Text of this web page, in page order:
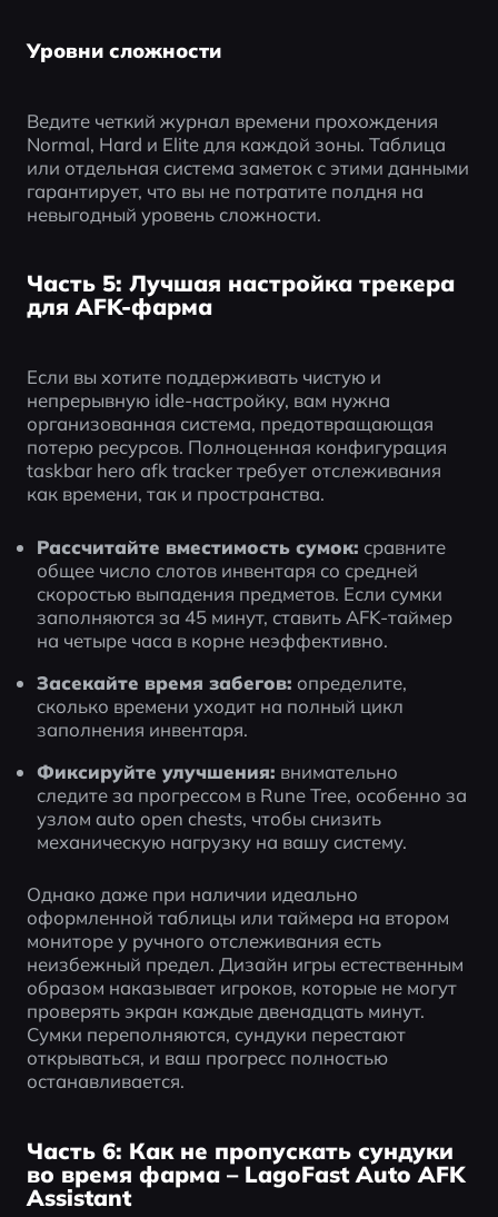
Уровни сложности
Ведите четкий журнал времени прохождения
Normal, Hard и Elite для каждой зоны. Таблица
или отдельная система заметок с этими данными
гарантирует, что вы не потратите полдня на
невыгодный уровень сложности.
Часть 5: Лучшая настройка трекера
для AFK-фарма
Если вы хотите поддерживать чистую и
непрерывную idle-настройку, вам нужна
организованная система, предотвращающая
потерю ресурсов. Полноценная конфигурация
taskbar hero afk tracker требует отслеживания
как времени, так и пространства.
Рассчитайте вместимость сумок: сравните
общее число слотов инвентаря со средней
скоростью выпадения предметов. Если сумки
заполняются за 45 минут, ставить AFK-таймер
на четыре часа в корне неэффективно.
Засекайте время забегов: определите,
сколько времени уходит на полный цикл
заполнения инвентаря.
Фиксируйте улучшения: внимательно
следите за прогрессом в Rune Tree, особенно за
узлом auto open chests, чтобы снизить
механическую нагрузку на вашу систему.
Однако даже при наличии идеально
оформленной таблицы или таймера на втором
мониторе у ручного отслеживания есть
неизбежный предел. Дизайн игры естественным
образом наказывает игроков, которые не могут
проверять экран каждые двенадцать минут.
Сумки переполняются, сундуки перестают
открываться, и ваш прогресс полностью
останавливается.
Часть 6: Как не пропускать сундуки
во время фарма – LagoFast Auto AFK
Assistant